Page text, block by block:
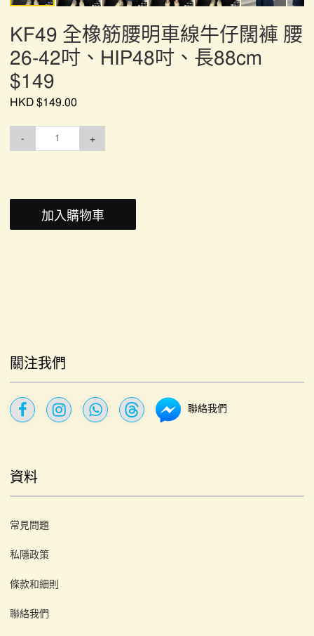
KF49 全橡筋腰明車線牛仔闊褲 腰
26-42吋、HIP48吋、長88cm
$149
HKD $149.00
- +
加入購物車
關注我們
聯絡我們
資料
常見問題
私隱政策
條款和細則
聯絡我們